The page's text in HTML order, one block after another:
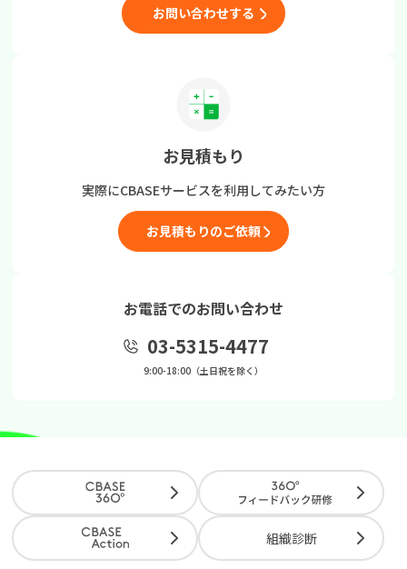
お問い合わせする
お見積もり
実際にCBASEサービスを利用してみたい方
お見積もりのご依頼
お電話でのお問い合わせ
03-5315-4477
9:00-18:00（土日祝を除く）
組織診断